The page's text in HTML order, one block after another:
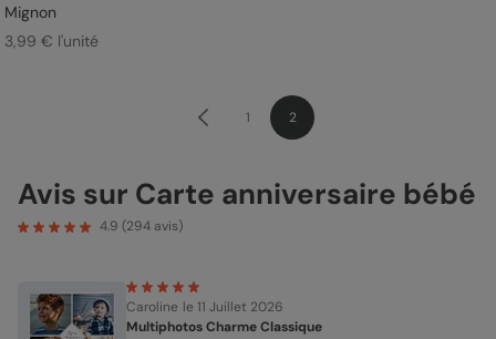
Mignon
3,99 € l'unité
1 2
Avis sur Carte anniversaire bébé
4.9 (294 avis)
Caroline le 11 Juillet 2026
Multiphotos Charme Classique